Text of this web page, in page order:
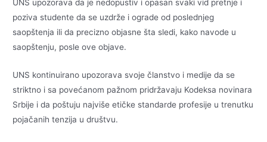
UNS upozorava da je nedopustiv i opasan svaki vid pretnje i
poziva studente da se uzdrže i ograde od poslednjeg
saopštenja ili da precizno objasne šta sledi, kako navode u
saopštenju, posle ove objave.
UNS kontinuirano upozorava svoje članstvo i medije da se
striktno i sa povećanom pažnom pridržavaju Kodeksa novinara
Srbije i da poštuju najviše etičke standarde profesije u trenutku
pojačanih tenzija u društvu.